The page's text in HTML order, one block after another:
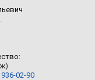
02-90